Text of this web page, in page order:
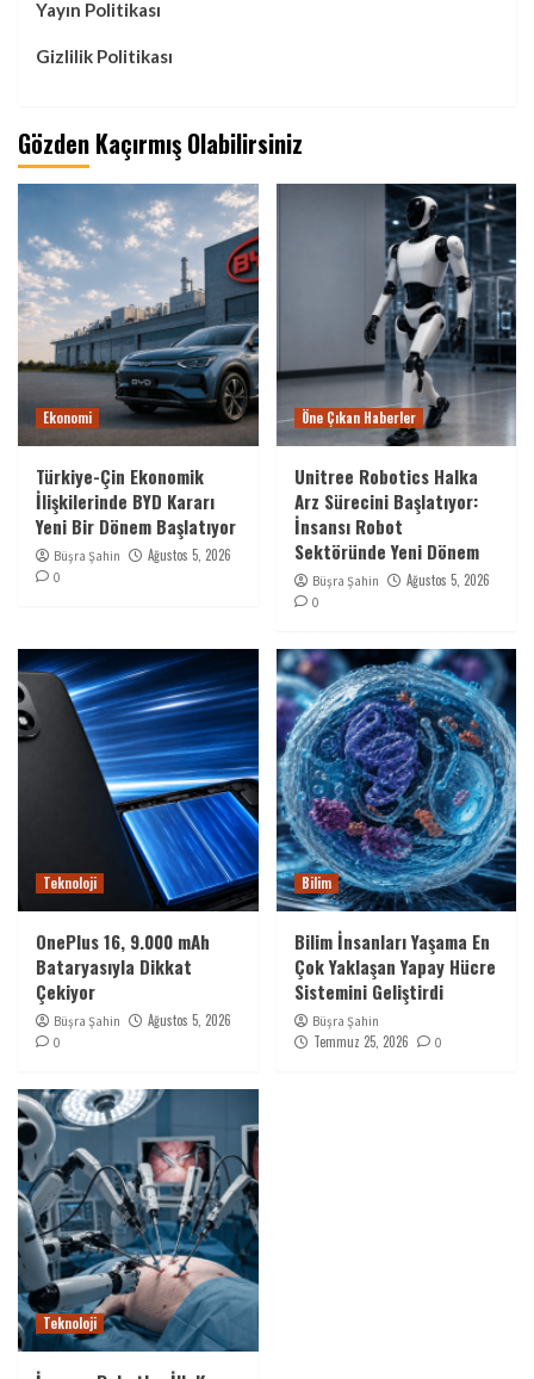
Yayın Politikası
Gizlilik Politikası
Gözden Kaçırmış Olabilirsiniz
Ekonomi
Türkiye-Çin Ekonomik
İlişkilerinde BYD Kararı
Yeni Bir Dönem Başlatıyor
Büşra Şahin Ağustos 5, 2026
0
Öne Çıkan Haberler
Unitree Robotics Halka
Arz Sürecini Başlatıyor:
İnsansı Robot
Sektöründe Yeni Dönem
Büşra Şahin Ağustos 5, 2026
0
Teknoloji
OnePlus 16, 9.000 mAh
Bataryasıyla Dikkat
Çekiyor
Büşra Şahin Ağustos 5, 2026
0
Bilim
Bilim İnsanları Yaşama En
Çok Yaklaşan Yapay Hücre
Sistemini Geliştirdi
Büşra Şahin
Temmuz 25, 2026 0
Teknoloji